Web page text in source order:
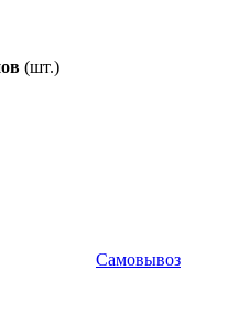
(шт.)
Самовывоз